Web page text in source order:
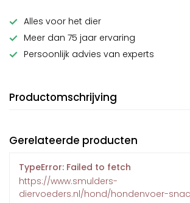
Alles voor het dier
Meer dan 75 jaar ervaring
Persoonlijk advies van experts
Productomschrijving
Gerelateerde producten
TypeError: Failed to fetch
https://www.smulders-
diervoeders.nl/hond/hondenvoer-